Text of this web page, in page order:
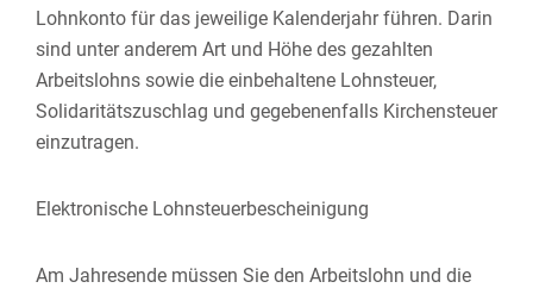
Lohnkonto für das jeweilige Kalenderjahr führen. Darin
sind unter anderem Art und Höhe des gezahlten
Arbeitslohns sowie die einbehaltene Lohnsteuer,
Solidaritätszuschlag und gegebenenfalls Kirchensteuer
einzutragen.
Elektronische Lohnsteuerbescheinigung
Am Jahresende müssen Sie den Arbeitslohn und die